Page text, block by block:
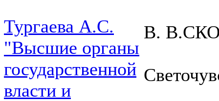
Тургаева А.С.
"Высшие органы
государственной
власти и
В.